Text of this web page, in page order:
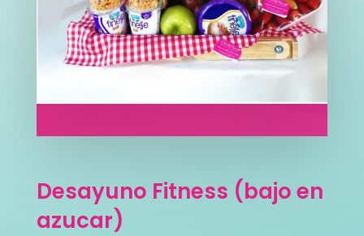
Desayuno Fitness (bajo en
azucar)